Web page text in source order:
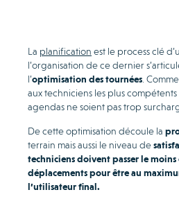
La planification est le process clé
l’organisation de ce dernier
l’optimisation des tournées .
aux techniciens les plus compétents
agendas ne soient pas trop
De cette optimisation découle la
terrain mais aussi le niveau de
techniciens doivent passer le
déplacements pour être au
l’utilisateur final.